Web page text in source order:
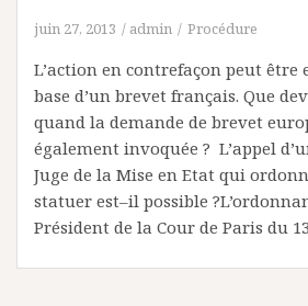
juin 27, 2013 admin Procédure
L’action en contrefaçon peut être
base d’un brevet français. Que
quand la demande de brevet
également invoquée ? L’appel
Juge de la Mise en Etat qui
statuer est–il possible
Président de la Cour de Paris du